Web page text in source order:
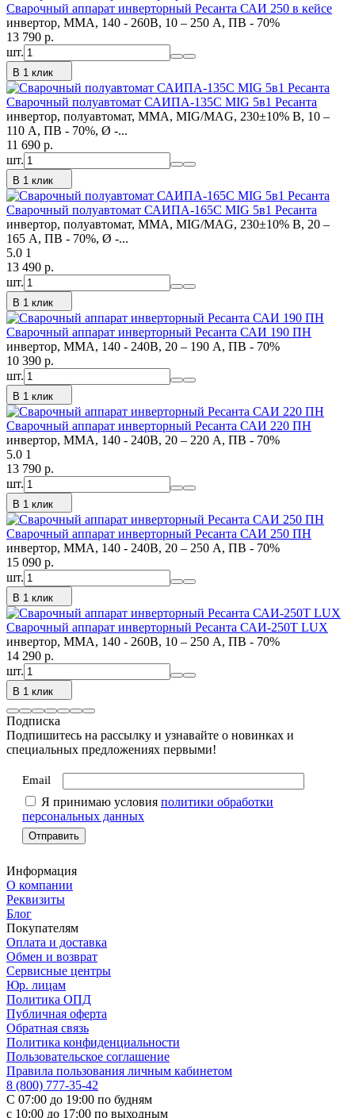
Сварочный аппарат инверторный Ресанта САИ 250 в кейсе
инвертор, MMA, 140 - 260В, 10 – 250 А, ПВ - 70%
13 790 p.
шт.
В 1 клик
Сварочный полуавтомат САИПА-135С MIG 5в1 Ресанта
инвертор, полуавтомат, MMA, MIG/MAG, 230±10% В, 10 –
110 А, ПВ - 70%, Ø -...
11 690 p.
шт.
В 1 клик
Сварочный полуавтомат САИПА-165С MIG 5в1 Ресанта
инвертор, полуавтомат, MMA, MIG/MAG, 230±10% В, 20 –
165 А, ПВ - 70%, Ø -...
5.0 1
13 490 p.
шт.
В 1 клик
Сварочный аппарат инверторный Ресанта САИ 190 ПН
инвертор, MMA, 140 - 240В, 20 – 190 А, ПВ - 70%
10 390 p.
шт.
В 1 клик
Сварочный аппарат инверторный Ресанта САИ 220 ПН
инвертор, MMA, 140 - 240В, 20 – 220 А, ПВ - 70%
5.0 1
13 790 p.
шт.
В 1 клик
Сварочный аппарат инверторный Ресанта САИ 250 ПН
инвертор, MMA, 140 - 240В, 20 – 250 А, ПВ - 70%
15 090 p.
шт.
В 1 клик
Сварочный аппарат инверторный Ресанта САИ-250Т LUX
инвертор, MMA, 140 - 260В, 10 – 250 А, ПВ - 70%
14 290 p.
шт.
В 1 клик
Подписка
Подпишитесь на рассылку и узнавайте о новинках и
специальных предложениях первыми!
Email
Я принимаю условия политики обработки
персональных данных
Информация
О компании
Реквизиты
Блог
Покупателям
Оплата и доставка
Обмен и возврат
Сервисные центры
Юр. лицам
Политика ОПД
Публичная оферта
Обратная связь
Политика конфиденциальности
Пользовательское соглашение
Правила пользования личным кабинетом
8 (800) 777-35-42
С 07:00 до 19:00 по будням
с 10:00 до 17:00 по выходным